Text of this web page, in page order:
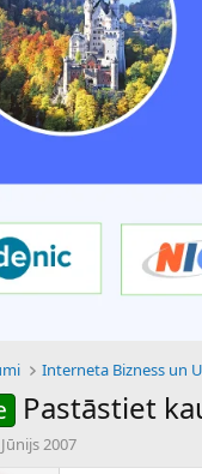
Interneta Bizness un
Pastāstiet
2007